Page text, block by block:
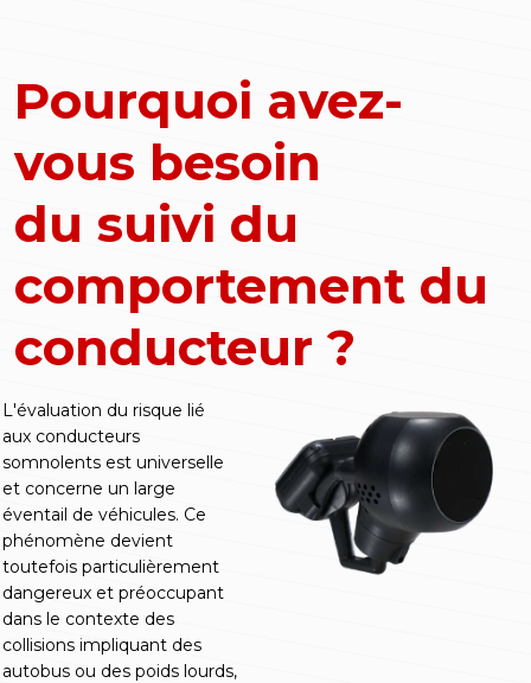
Pourquoi avez-
vous besoin
du suivi du
comportement du
conducteur ?
L'évaluation du risque lié
aux conducteurs
somnolents est universelle
et concerne un large
éventail de véhicules. Ce
phénomène devient
toutefois particulièrement
dangereux et préoccupant
dans le contexte des
collisions impliquant des
autobus ou des poids lourds,